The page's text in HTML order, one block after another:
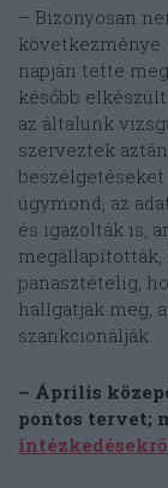
– Bizonyosan
napján tette
később
az általunk
szerveztek
úgymond, az
és igazolták is,
megállapították,
panasztételig,
hallgatják meg,
szankcionálják.
– Április
pontos tervet;